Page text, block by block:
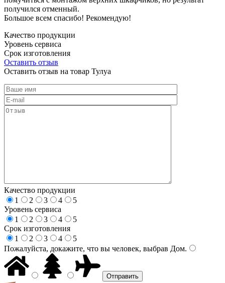
получился отменный.
Большое всем спасибо! Рекомендую!
Качество продукции
Уровень сервиса
Срок изготовления
Оставить отзыв
Оставить отзыв на товар Тулуа
Качество продукции
1
2 3 4
5
Уровень сервиса
1
2 3 4
5
Срок изготовления
1
2 3 4
5
Пожалуйста, докажите, что вы человек, выбрав Дом.